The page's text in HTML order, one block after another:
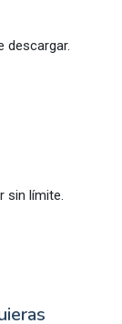
descargar.
sin límite.